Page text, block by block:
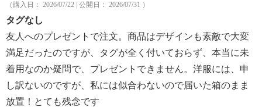
（購入日： 2026/07/22 | 公開日： 2026/07/31 ）
タグなし
友人へのプレゼントで注文。商品はデザインも素敵で大変
満足だったのですが、タグが全く付いておらず、本当に未
着用なのか疑問で、プレゼントできません。洋服には、申
し訳ないのですが、私には似合わないので届いた箱のまま
放置！とても残念です